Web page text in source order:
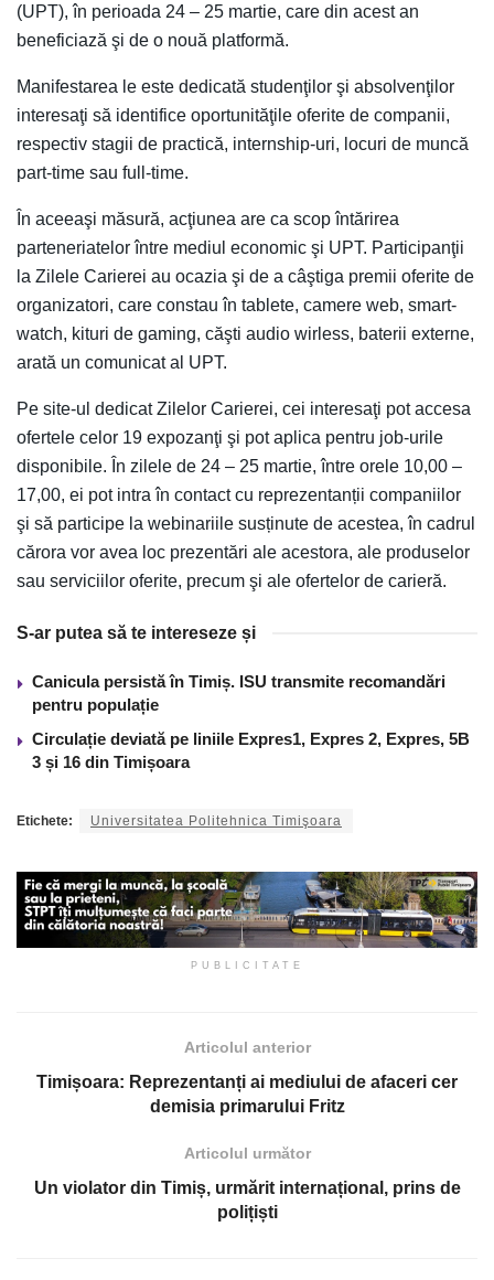
(UPT), în perioada 24 – 25 martie, care din acest an
beneficiază şi de o nouă platformă.
Manifestarea le este dedicată studenţilor şi absolvenţilor
interesaţi să identifice oportunităţile oferite de companii,
respectiv stagii de practică, internship-uri, locuri de muncă
part-time sau full-time.
În aceeaşi măsură, acţiunea are ca scop întărirea
parteneriatelor între mediul economic şi UPT. Participanţii
la Zilele Carierei au ocazia şi de a câştiga premii oferite de
organizatori, care constau în tablete, camere web, smart-
watch, kituri de gaming, căşti audio wirless, baterii externe,
arată un comunicat al UPT.
Pe site-ul dedicat Zilelor Carierei, cei interesaţi pot accesa
ofertele celor 19 expozanţi şi pot aplica pentru job-urile
disponibile. În zilele de 24 – 25 martie, între orele 10,00 –
17,00, ei pot intra în contact cu reprezentanții companiilor
şi să participe la webinariile susținute de acestea, în cadrul
cărora vor avea loc prezentări ale acestora, ale produselor
sau serviciilor oferite, precum şi ale ofertelor de carieră.
S-ar putea să te intereseze și
Canicula persistă în Timiș. ISU transmite recomandări
pentru populație
Circulație deviată pe liniile Expres1, Expres 2, Expres, 5B
3 și 16 din Timișoara
Etichete: Universitatea Politehnica Timişoara
PUBLICITATE
Articolul anterior
Timișoara: Reprezentanți ai mediului de afaceri cer
demisia primarului Fritz
Articolul următor
Un violator din Timiș, urmărit internațional, prins de
polițiști